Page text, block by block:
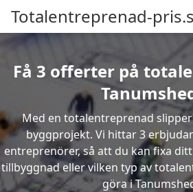
Totalentreprenad-
Få 3 offerter på
Med en totalentreprenad
byggprojekt. Vi hittar 3
entreprenörer, så att du kan fixa
tillbyggnad eller vilken typ av
göra i